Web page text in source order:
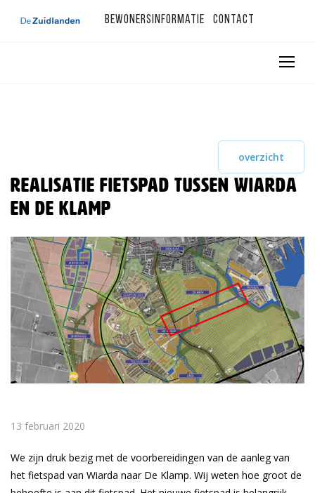
Bewonersinformatie Contact
overzicht
Realisatie fietspad tussen Wiarda
en De Klamp
13 februari 2020
We zijn druk bezig met de voorbereidingen van de aanleg van
het fietspad van Wiarda naar De Klamp. Wij weten hoe groot de